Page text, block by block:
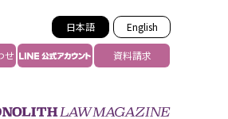
日本語 English
せ 資料請求